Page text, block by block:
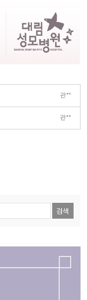
관**
관**
검색